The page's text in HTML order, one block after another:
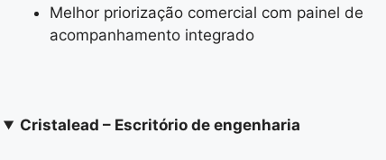
Melhor priorização comercial com painel de
acompanhamento integrado
Cristalead – Escritório de engenharia